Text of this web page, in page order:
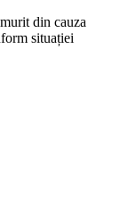
din cauza
situației